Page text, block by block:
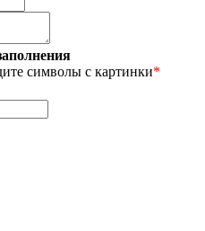
символы с картинки*